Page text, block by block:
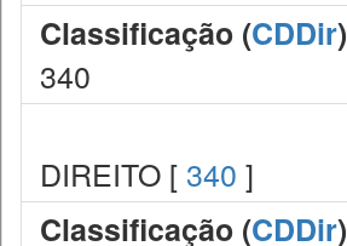
Classificação (CDDir)
340
DIREITO [ 340 ]
Classificação (CDDir)